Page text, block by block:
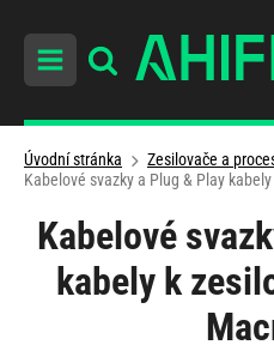
Úvodní stránka
Zesilovače a
Kabelové svazky a Plug & Play kabely
Kabelové
kabely k